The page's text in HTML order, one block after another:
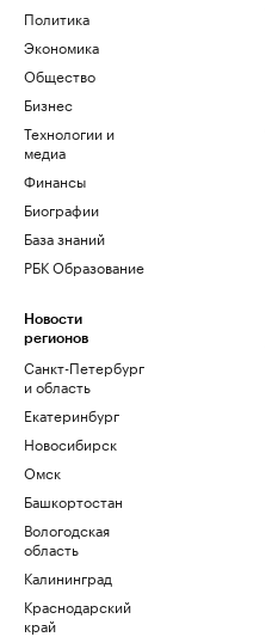
Политика
Экономика
Общество
Бизнес
Технологии и
медиа
Финансы
Биографии
База знаний
РБК Образование
Новости
регионов
Санкт-Петербург
и область
Екатеринбург
Новосибирск
Омск
Башкортостан
Вологодская
область
Калининград
Краснодарский
край